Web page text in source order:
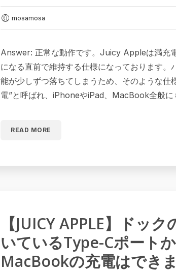
mosamosa
Answer: 正常な動作です。Juicy Appleは満充
になる直前で維持する仕様になっております。
能が少しずつ落ちてしまうため、そのような仕
電”と呼ばれ、iPhoneやiPad、MacBook全般に
READ MORE
【JUICY APPLE】ドッ
いているType-Cポート
MacBookの充電はでき